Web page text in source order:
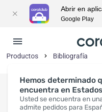
Hemos determinado
encuentra en
Usted se encuentra en
admite pedidos para
Productos Bibliografía
Abrir en
Google Play